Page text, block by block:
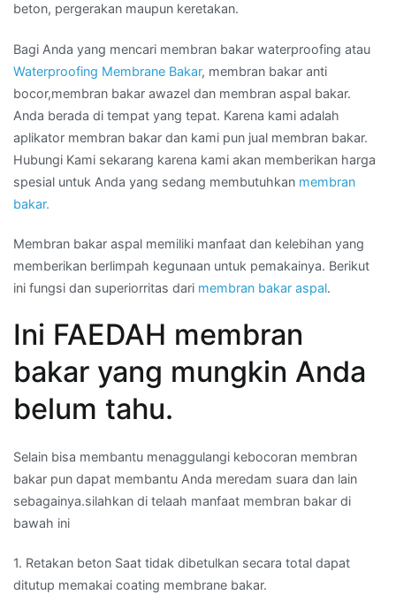
beton, pergerakan maupun keretakan.
Bagi Anda yang mencari membran bakar waterproofing atau
Waterproofing Membrane Bakar, membran bakar anti
bocor,membran bakar awazel dan membran aspal bakar.
Anda berada di tempat yang tepat. Karena kami adalah
aplikator membran bakar dan kami pun jual membran bakar.
Hubungi Kami sekarang karena kami akan memberikan harga
spesial untuk Anda yang sedang membutuhkan membran
bakar.
Membran bakar aspal memiliki manfaat dan kelebihan yang
memberikan berlimpah kegunaan untuk pemakainya. Berikut
ini fungsi dan superiorritas dari membran bakar aspal.
Ini FAEDAH membran
bakar yang mungkin Anda
belum tahu.
Selain bisa membantu menaggulangi kebocoran membran
bakar pun dapat membantu Anda meredam suara dan lain
sebagainya.silahkan di telaah manfaat membran bakar di
bawah ini
1. Retakan beton Saat tidak dibetulkan secara total dapat
ditutup memakai coating membrane bakar.